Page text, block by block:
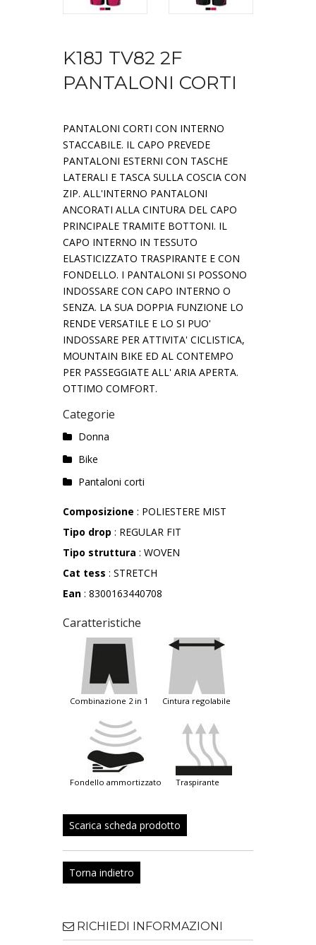
K18J TV82 2F
PANTALONI CORTI
PANTALONI CORTI CON INTERNO
STACCABILE. IL CAPO PREVEDE
PANTALONI ESTERNI CON TASCHE
LATERALI E TASCA SULLA COSCIA CON
ZIP. ALL'INTERNO PANTALONI
ANCORATI ALLA CINTURA DEL CAPO
PRINCIPALE TRAMITE BOTTONI. IL
CAPO INTERNO IN TESSUTO
ELASTICIZZATO TRASPIRANTE E CON
FONDELLO. I PANTALONI SI POSSONO
INDOSSARE CON CAPO INTERNO O
SENZA. LA SUA DOPPIA FUNZIONE LO
RENDE VERSATILE E LO SI PUO'
INDOSSARE PER ATTIVITA' CICLISTICA,
MOUNTAIN BIKE ED AL CONTEMPO
PER PASSEGGIATE ALL' ARIA APERTA.
OTTIMO COMFORT.
Categorie
Donna
Bike
Pantaloni corti
Composizione : POLIESTERE MIST
Tipo drop : REGULAR FIT
Tipo struttura : WOVEN
Cat tess : STRETCH
Ean : 8300163440708
Caratteristiche
combinazione 2 in 1 cintura regolabile
fondello ammortizzato traspirante
Scarica scheda prodotto
Torna indietro
RICHIEDI INFORMAZIONI